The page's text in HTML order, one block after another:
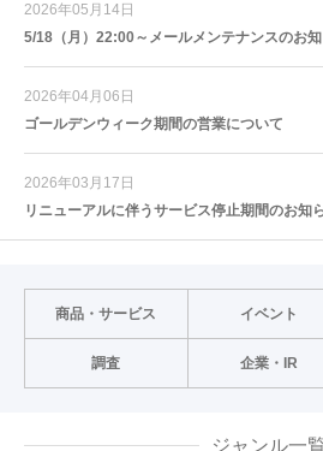
2026年05月14日
5/18（月）22:00～メールメンテナンスのお
2026年04月06日
ゴールデンウィーク期間の営業について
2026年03月17日
リニューアルに伴うサービス停止期間のお知
商品・サービス イベント
調査 企業・IR
ジャンル一